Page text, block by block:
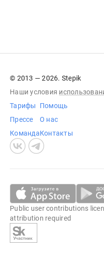
© 2013 — 2026. Stepik
Наши условия
Тарифы
Прессе
Команда
Помощь
О нас
Контакты
Public user contributions
attribution required